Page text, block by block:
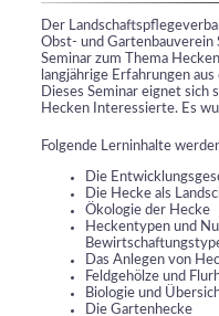
Der
Obst- und Gartenbauverein
Seminar zum Thema
langjährige Erfahrungen
Dieses Seminar eignet
Hecken Interessierte. Es
Folgende Lerninhalte
Die
Die Hecke als
Ökologie der Hecke
Heckentypen und
Das Anlegen von
Feldgehölze und
Biologie und
Die Gartenhecke